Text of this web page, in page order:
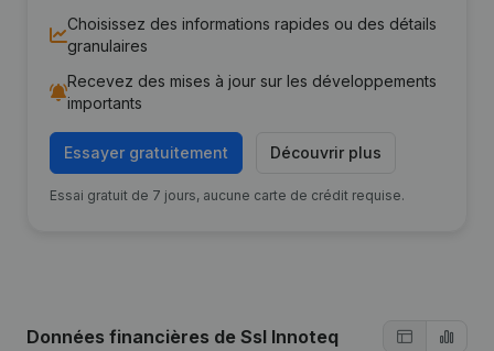
Choisissez des informations rapides ou des détails
granulaires
Recevez des mises à jour sur les développements
importants
Essayer gratuitement Découvrir plus
Essai gratuit de 7 jours, aucune carte de crédit requise.
Données financières de Ssl Innoteq